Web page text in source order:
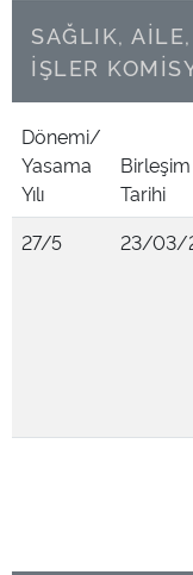
SAĞLIK,
İŞLER
Dönemi/
Yasama
Yılı
Birleşim
Tarihi
27/5
23/03/